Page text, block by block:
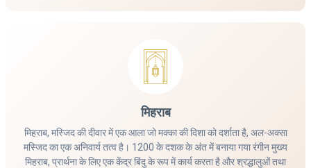
मिहराब
मिहराब, मस्जिद की दीवार में एक आला जो मक्का की दिशा को दर्शाता है, अल-अक्सा
मस्जिद का एक अनिवार्य तत्व है। 1200 के दशक के अंत में बनाया गया रंगीन मुख्य
मिहराब, प्रार्थना के लिए एक केंद्र बिंदु के रूप में कार्य करता है और श्रद्धालुओं तथा